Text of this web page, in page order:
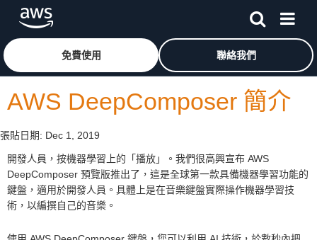
跳至主要內容按一下這裡可返回 Amazon Web Services 首頁
免費使用 聯絡我們
AWS DeepComposer 簡介
張貼日期: Dec 1, 2019
開發人員，按機器學習上的「播放」。我們很高興宣布 AWS
DeepComposer 預覽版推出了，這是全球第一款具備機器學習功能的
鍵盤，適用於開發人員。具體上是在音樂鍵盤實際操作機器學習技
術，以編撰自己的音樂。